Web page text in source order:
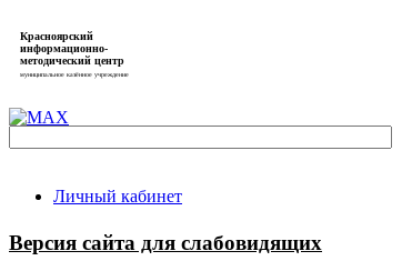
Красноярский
информационно-
методический центр
муниципальное казённое учреждение
Личный кабинет
Версия сайта для слабовидящих